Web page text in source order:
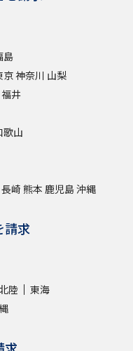
島
京神奈川 山梨
福井
歌山
長崎 熊本 鹿児島沖縄
請求
陸
東海